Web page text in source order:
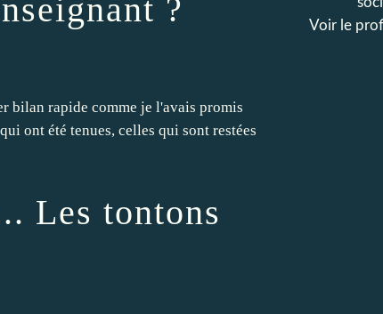
?
bilan rapide comme je l'avais promis
ont été tenues, celles qui sont restées
Les tontons
Voir le